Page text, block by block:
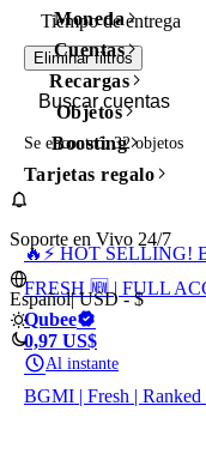
Moneda
Cuentas
Recargas
Objetos
Boosting
Tarjetas regalo
Soporte en Vivo 24/7
Español|USD - $
Tiempo de entrega
Eliminar filtros
Se encontró: 32 objetos
🔥⚡ HOT SELLING!
FRESH 🆕 | FULL
Qubee
0,97 US$
Al instante
BGMI | Fresh | Ranked